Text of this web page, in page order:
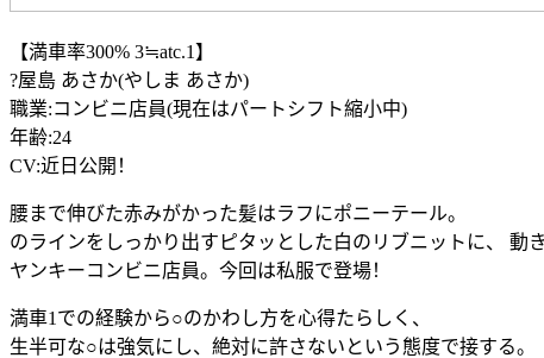
【満車率300% 3≒atc.1】
?屋島 あさか(やしま あさか)
職業:コンビニ店員(現在はパートシフト縮小中)
年齢:24
CV:近日公開！
腰まで伸びた赤みがかった髪はラフにポニーテール。
のラインをしっかり出すピタッとした白のリブニットに、 動
ヤンキーコンビニ店員。今回は私服で登場！
満車1での経験から○のかわし方を心得たらしく、
生半可な○は強気にし、絶対に許さないという態度で接する。